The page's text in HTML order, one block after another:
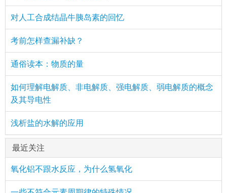
对人工合成结晶牛胰岛素的回忆
考前怎样查漏补缺？
通俗读本：物质的量
如何理解电解质、非电解质、强电解质、弱电解质的概念
及其导电性
浅析盐的水解的应用
最近关注
氧化铝不跟水反应，为什么氢氧化